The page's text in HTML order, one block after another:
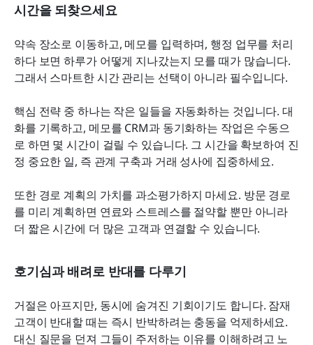
시간을 되찾으세요
약속 장소로 이동하고, 메모를 입력하며, 행정 업무를 처리
하다 보면 하루가 어떻게 지나갔는지 모를 때가 많습니다.
그래서 스마트한 시간 관리는 선택이 아니라 필수입니다.
핵심 전략 중 하나는 작은 일들을 자동화하는 것입니다. 대
화를 기록하고, 메모를 CRM과 동기화하는 작업은 수동으
로 하면 몇 시간이 걸릴 수 있습니다. 그 시간을 확보하여 진
정 중요한 일, 즉 관계 구축과 거래 성사에 집중하세요.
또한 경로 계획의 가치를 과소평가하지 마세요. 방문 경로
를 미리 계획하면 연료와 스트레스를 절약할 뿐만 아니라
더 짧은 시간에 더 많은 고객과 연결할 수 있습니다.
호기심과 배려로 반대를 다루기
거절은 아프지만, 동시에 숨겨진 기회이기도 합니다. 잠재
고객이 반대할 때는 즉시 반박하려는 충동을 억제하세요.
대신 질문을 던져 그들이 주저하는 이유를 이해하려고 노